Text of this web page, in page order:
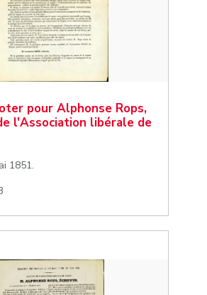
pour Alphonse Rops,
l'Association libérale de
1851.